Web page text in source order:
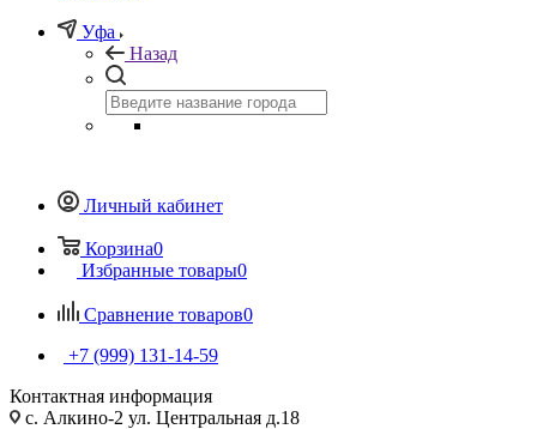
Уфа
Назад
Личный кабинет
Корзина0
Избранные товары0
Сравнение товаров0
+7 (999) 131-14-59
Контактная информация
с. Алкино-2 ул. Центральная д.18